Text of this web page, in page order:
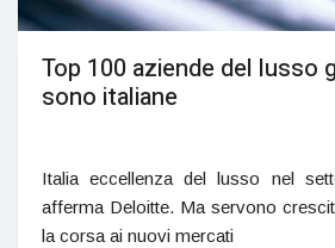
Top 100 aziende del lusso
sono italiane
Italia eccellenza del lusso nel
afferma Deloitte. Ma servono
la corsa ai nuovi mercati